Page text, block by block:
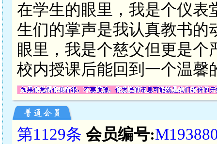
在学生的眼里，我是个仪表
生们的掌声是我认真教书的
眼里，我是个慈父但更是
校内授课后能回到一个温
第1129条 会员编号: